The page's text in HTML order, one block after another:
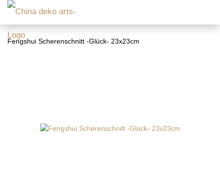
Fengshui Scherenschnitt -Glück- 23x23cm